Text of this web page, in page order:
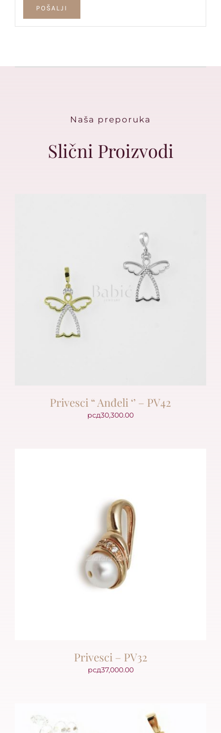
Naša preporuka
Slični Proizvodi
Privesci “ Anđeli ‘’ – PV42
рсд30,300.00
Privesci – PV32
рсд37,000.00